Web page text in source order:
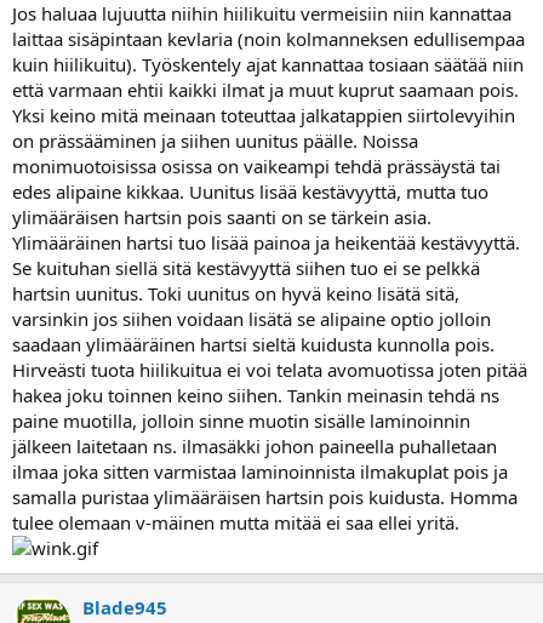
Jos haluaa lujuutta niihin hiilikuitu vermeisiin niin kannattaa
laittaa sisäpintaan kevlaria (noin kolmanneksen edullisempaa
kuin hiilikuitu). Työskentely ajat kannattaa tosiaan säätää niin
että varmaan ehtii kaikki ilmat ja muut kuprut saamaan pois.
Yksi keino mitä meinaan toteuttaa jalkatappien siirtolevyihin
on prässääminen ja siihen uunitus päälle. Noissa
monimuotoisissa osissa on vaikeampi tehdä prässäystä tai
edes alipaine kikkaa. Uunitus lisää kestävyyttä, mutta tuo
ylimääräisen hartsin pois saanti on se tärkein asia.
Ylimääräinen hartsi tuo lisää painoa ja heikentää kestävyyttä.
Se kuituhan siellä sitä kestävyyttä siihen tuo ei se pelkkä
hartsin uunitus. Toki uunitus on hyvä keino lisätä sitä,
varsinkin jos siihen voidaan lisätä se alipaine optio jolloin
saadaan ylimääräinen hartsi sieltä kuidusta kunnolla pois.
Hirveästi tuota hiilikuitua ei voi telata avomuotissa joten pitää
hakea joku toinnen keino siihen. Tankin meinasin tehdä ns
paine muotilla, jolloin sinne muotin sisälle laminoinnin
jälkeen laitetaan ns. ilmasäkki johon paineella puhalletaan
ilmaa joka sitten varmistaa laminoinnista ilmakuplat pois ja
samalla puristaa ylimääräisen hartsin pois kuidusta. Homma
tulee olemaan v-mäinen mutta mitää ei saa ellei yritä.
Blade945